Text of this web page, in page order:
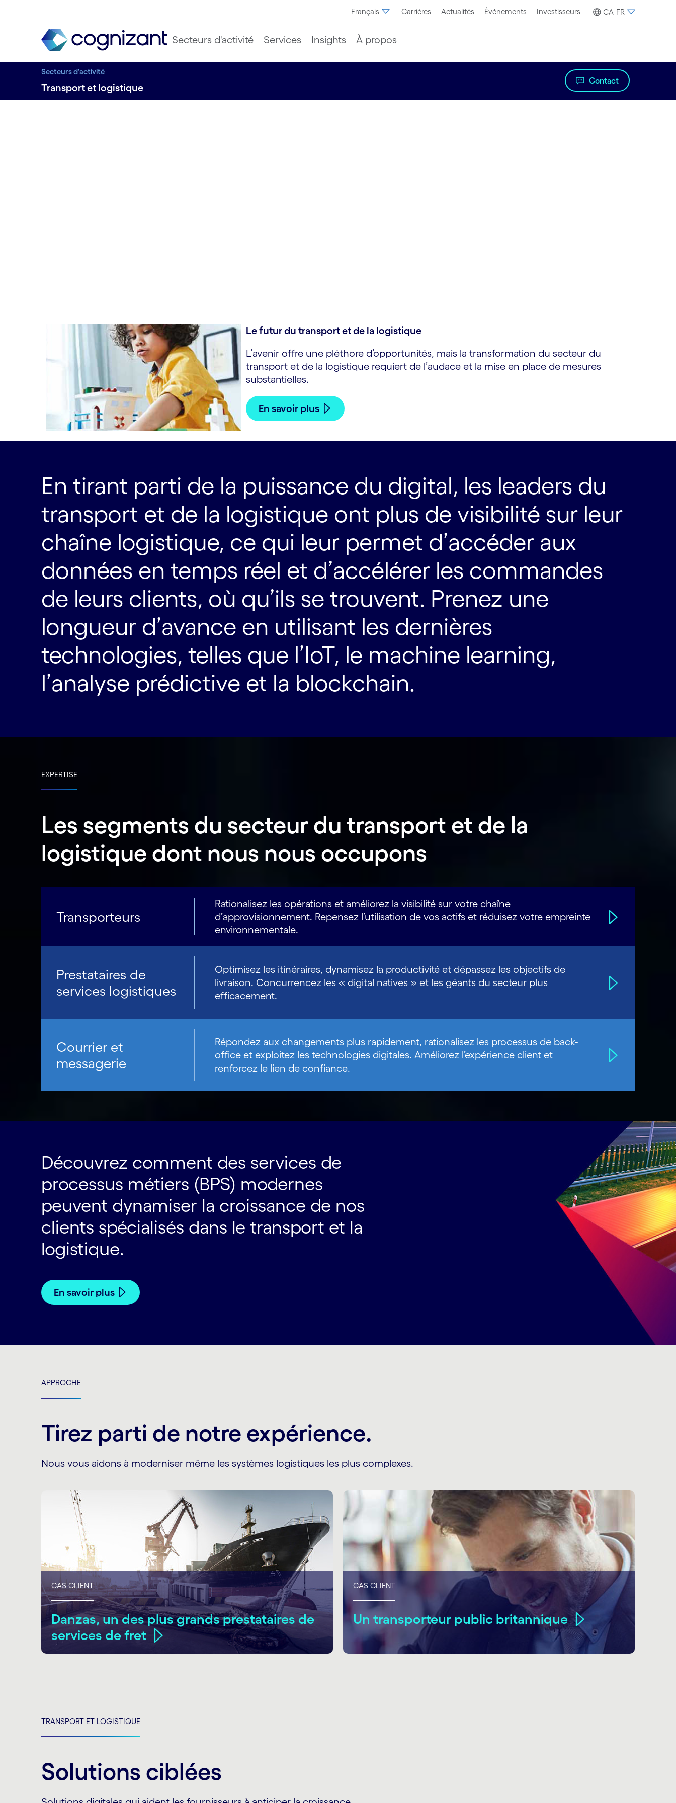
Français Carrières Actualités Événements Investisseurs CA-FR
Secteurs d'activité Services Insights À propos
Secteurs d'activité
Transport et logistique
Contact
Le futur du transport et de la logistique
L’avenir offre une pléthore d’opportunités, mais la transformation du secteur du
transport et de la logistique requiert de l’audace et la mise en place de mesures
substantielles.
En savoir plus
En tirant parti de la puissance du digital, les leaders du
transport et de la logistique ont plus de visibilité sur leur
chaîne logistique, ce qui leur permet d’accéder aux
données en temps réel et d’accélérer les commandes
de leurs clients, où qu’ils se trouvent. Prenez une
longueur d’avance en utilisant les dernières
technologies, telles que l’IoT, le machine learning,
l’analyse prédictive et la blockchain.
EXPERTISE
Les segments du secteur du transport et de la
logistique dont nous nous occupons
Transporteurs
Rationalisez les opérations et améliorez la visibilité sur votre chaîne
d’approvisionnement. Repensez l’utilisation de vos actifs et réduisez votre empreinte
environnementale.
Prestataires de
services logistiques
Optimisez les itinéraires, dynamisez la productivité et dépassez les objectifs de
livraison. Concurrencez les « digital natives » et les géants du secteur plus
efficacement.
Courrier et
messagerie
Répondez aux changements plus rapidement, rationalisez les processus de back-
office et exploitez les technologies digitales. Améliorez l’expérience client et
renforcez le lien de confiance.
Découvrez comment des services de
processus métiers (BPS) modernes
peuvent dynamiser la croissance de nos
clients spécialisés dans le transport et la
logistique.
En savoir plus
APPROCHE
Tirez parti de notre expérience.
Nous vous aidons à moderniser même les systèmes logistiques les plus complexes.
CAS CLIENT
Danzas, un des plus grands prestataires de
services de fret
CAS CLIENT
Un transporteur public britannique
TRANSPORT ET LOGISTIQUE
Solutions ciblées